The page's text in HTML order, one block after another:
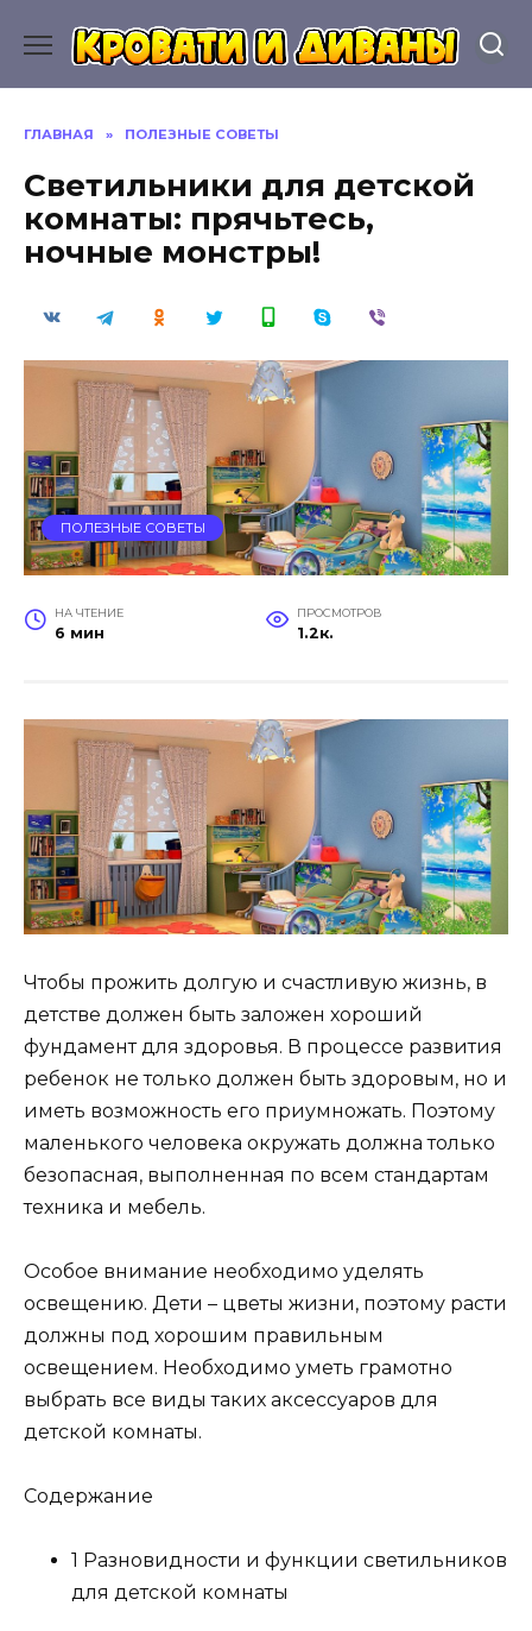
содержанию
ГЛАВНАЯ » ПОЛЕЗНЫЕ СОВЕТЫ
Светильники для детской
комнаты: прячьтесь,
ночные монстры!
ПОЛЕЗНЫЕ СОВЕТЫ
НА ЧТЕНИЕ
6 мин
ПРОСМОТРОВ
1.2к.
Чтобы прожить долгую и счастливую жизнь, в
детстве должен быть заложен хороший
фундамент для здоровья. В процессе развития
ребенок не только должен быть здоровым, но и
иметь возможность его приумножать. Поэтому
маленького человека окружать должна только
безопасная, выполненная по всем стандартам
техника и мебель.
Особое внимание необходимо уделять
освещению. Дети – цветы жизни, поэтому расти
должны под хорошим правильным
освещением. Необходимо уметь грамотно
выбрать все виды таких аксессуаров для
детской комнаты.
Содержание
1 Разновидности и функции светильников
для детской комнаты